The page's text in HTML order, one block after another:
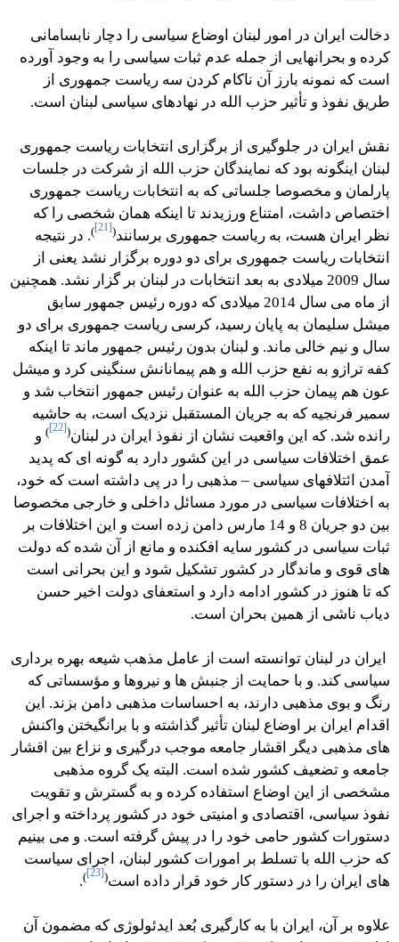
دخالت ایران در امور لبنان اوضاع سیاسی را دچار نابسامانی
کرده و بحرانهایی از جمله عدم ثبات سیاسی را به وجود آورده
است که نمونه بارز آن ناکام کردن سه ریاست جمهوری از
طریق نفوذ و تأثیر حزب الله در نهادهای سیاسی لبنان است.
نقش ایران در جلوگیری از برگزاری انتخابات ریاست جمهوری
لبنان اینگونه بود که نمایندگان حزب الله از شرکت در جلسات
پارلمان و مخصوصا جلساتی که به انتخابات ریاست جمهوری
اختصاص داشت، امتناع ورزیدند تا اینکه همان شخصی را که
نظر ایران هست، به ریاست جمهوری برسانند(
[21]
). در نتیجه
انتخابات ریاست جمهوری برای دو دوره برگزار نشد یعنی از
سال 2009 میلادی به بعد انتخابات در لبنان بر گزار نشد. همچنین
از ماه می سال 2014 میلادی که دوره رئیس جمهور سابق
میشل سلیمان به پایان رسید، کرسی ریاست جمهوری برای دو
سال و نیم خالی ماند. و لبنان بدون رئیس جمهور ماند تا اینکه
کفه ترازو به نفع حزب الله و هم پیمانانش سنگینی کرد و میشل
عون هم پیمان حزب الله به عنوان رئیس جمهور انتخاب شد و
سمیر فرنجیه که به جریان المستقبل نزدیک است، به حاشیه
رانده شد. که این واقعیت نشان از نفوذ ایران در لبنان(
[22]
) و
عمق اختلافات سیاسی در این کشور دارد به گونه ای که پدید
آمدن ائتلافهای سیاسی – مذهبی را در پی داشته است که خود،
به اختلافات سیاسی در مورد مسائل داخلی و خارجی مخصوصا
بین دو جریان 8 و 14 مارس دامن زده است و این اختلافات بر
ثبات سیاسی در کشور سایه افکنده و مانع از آن شده که دولت
های قوی و ماندگار در کشور تشکیل شود و این بحرانی است
که تا هنوز در کشور ادامه دارد و استعفای دولت اخیر حسن
دیاب ناشی از همین بحران است.
ایران در لبنان توانسته است از عامل مذهب شیعه بهره برداری
سیاسی کند. و با حمایت از جنبش ها و نیروها و مؤسساتی که
رنگ و بوی مذهبی دارند، به احساسات مذهبی دامن بزند. این
اقدام ایران بر اوضاع لبنان تأثیر گذاشته و با برانگیختن واکنش
های مذهبی دیگر اقشار جامعه موجب درگیری و نزاع بین اقشار
جامعه و تضعیف کشور شده است. البته یک گروه مذهبی
مشخصی از این اوضاع استفاده کرده و به گسترش و تقویت
نفوذ سیاسی، اقتصادی و امنیتی خود در کشور پرداخته و اجرای
دستورات کشور حامی خود را در پیش گرفته است. و می بینیم
که حزب الله با تسلط بر امورات کشور لبنان، اجرای سیاست
های ایران را در دستور کار خود قرار داده است(
[23]
)
.
علاوه بر آن، ایران با به کارگیری بُعد ایدئولوژی که مضمون آن